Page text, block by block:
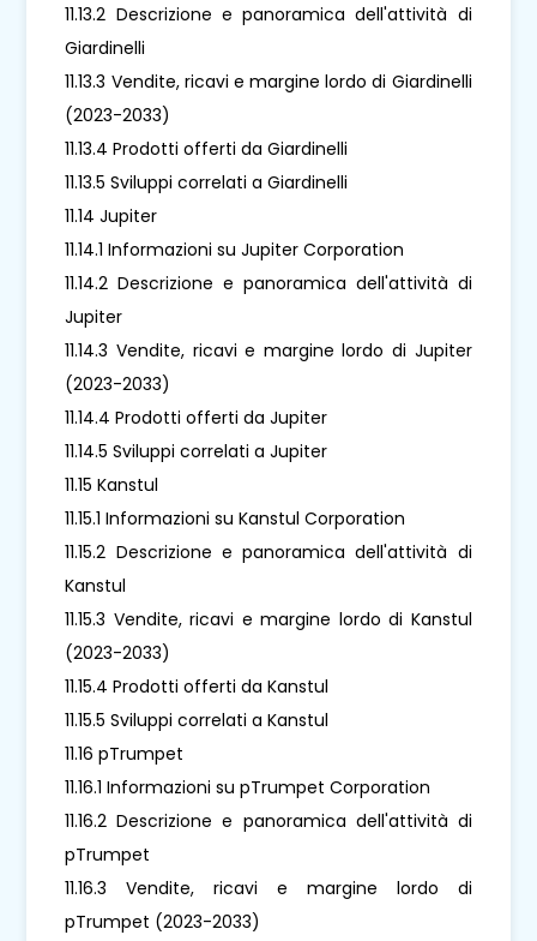
11.13.2 Descrizione e panoramica dell'attività di
Giardinelli
11.13.3 Vendite, ricavi e margine lordo di Giardinelli
(2023-2033)
11.13.4 Prodotti offerti da Giardinelli
11.13.5 Sviluppi correlati a Giardinelli
11.14 Jupiter
11.14.1 Informazioni su Jupiter Corporation
11.14.2 Descrizione e panoramica dell'attività di
Jupiter
11.14.3 Vendite, ricavi e margine lordo di Jupiter
(2023-2033)
11.14.4 Prodotti offerti da Jupiter
11.14.5 Sviluppi correlati a Jupiter
11.15 Kanstul
11.15.1 Informazioni su Kanstul Corporation
11.15.2 Descrizione e panoramica dell'attività di
Kanstul
11.15.3 Vendite, ricavi e margine lordo di Kanstul
(2023-2033)
11.15.4 Prodotti offerti da Kanstul
11.15.5 Sviluppi correlati a Kanstul
11.16 pTrumpet
11.16.1 Informazioni su pTrumpet Corporation
11.16.2 Descrizione e panoramica dell'attività di
pTrumpet
11.16.3 Vendite, ricavi e margine lordo di
pTrumpet (2023-2033)